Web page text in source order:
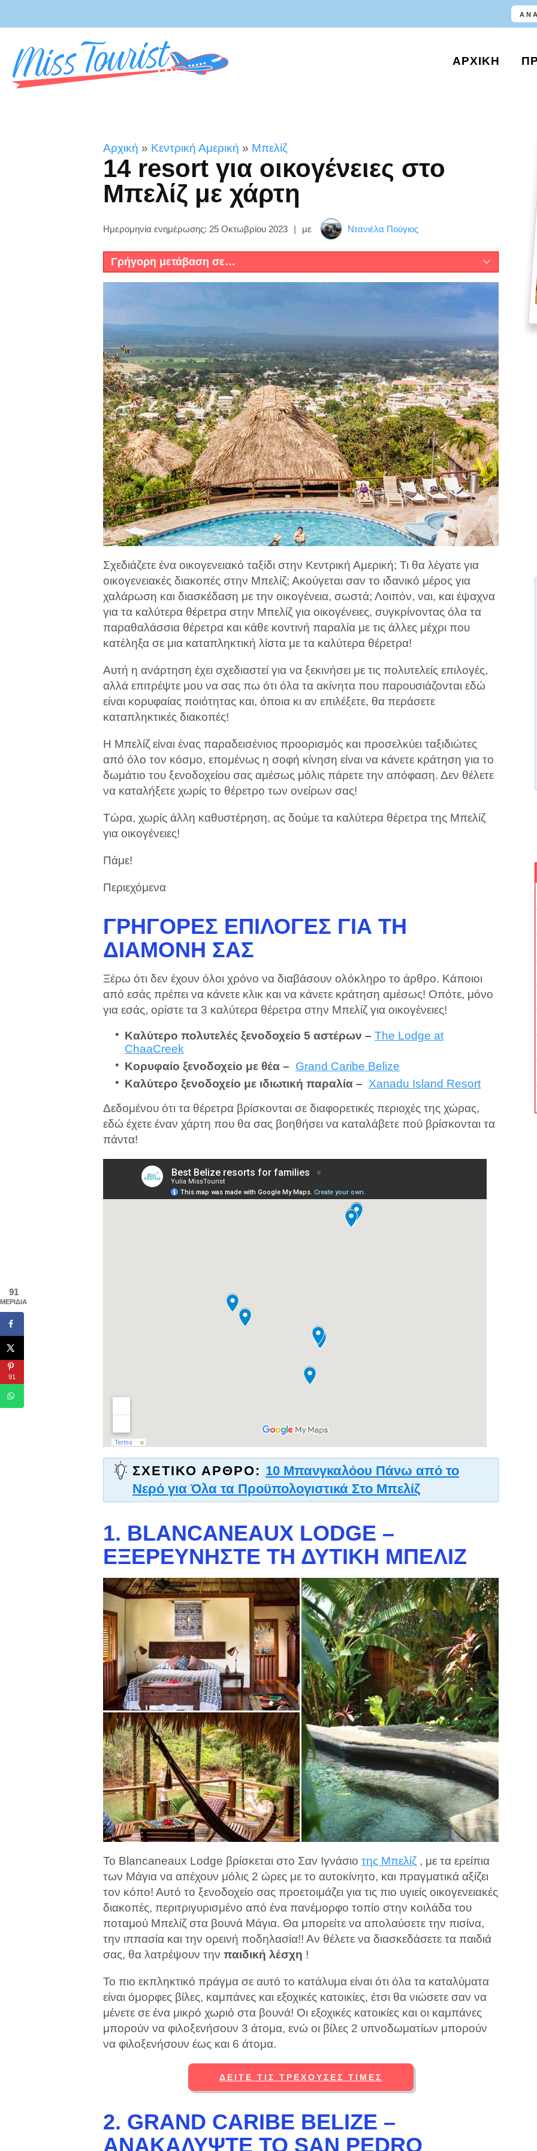
ΑΡΧΙΚΉ
Αρχική » Κεντρική Αμερική » Μπελίζ
14 resort για οικογένειες στο
Μπελίζ με χάρτη
Ημερομηνία ενημέρωσης: 25 Οκτωβρίου 2023 | με Ντανιέλα Πούγιος
Γρήγορη μετάβαση σε…
Σχεδιάζετε ένα οικογενειακό ταξίδι στην Κεντρική Αμερική; Τι θα λέγατε για
οικογενειακές διακοπές στην Μπελίζ; Ακούγεται σαν το ιδανικό μέρος για
χαλάρωση και διασκέδαση με την οικογένεια, σωστά; Λοιπόν, ναι, και έψαχνα
για τα καλύτερα θέρετρα στην Μπελίζ για οικογένειες, συγκρίνοντας όλα τα
παραθαλάσσια θέρετρα και κάθε κοντινή παραλία με τις άλλες μέχρι που
κατέληξα σε μια καταπληκτική λίστα με τα καλύτερα θέρετρα!
Αυτή η ανάρτηση έχει σχεδιαστεί για να ξεκινήσει με τις πολυτελείς επιλογές,
αλλά επιτρέψτε μου να σας πω ότι όλα τα ακίνητα που παρουσιάζονται εδώ
είναι κορυφαίας ποιότητας και, όποια κι αν επιλέξετε, θα περάσετε
καταπληκτικές διακοπές!
Η Μπελίζ είναι ένας παραδεισένιος προορισμός και προσελκύει ταξιδιώτες
από όλο τον κόσμο, επομένως η σοφή κίνηση είναι να κάνετε κράτηση για το
δωμάτιο του ξενοδοχείου σας αμέσως μόλις πάρετε την απόφαση. Δεν θέλετε
να καταλήξετε χωρίς το θέρετρο των ονείρων σας!
Τώρα, χωρίς άλλη καθυστέρηση, ας δούμε τα καλύτερα θέρετρα της Μπελίζ
για οικογένειες!
Πάμε!
Περιεχόμενα
ΓΡΉΓΟΡΕΣ ΕΠΙΛΟΓΈΣ ΓΙΑ ΤΗ
ΔΙΑΜΟΝΉ ΣΑΣ
Ξέρω ότι δεν έχουν όλοι χρόνο να διαβάσουν ολόκληρο το άρθρο. Κάποιοι
από εσάς πρέπει να κάνετε κλικ και να κάνετε κράτηση αμέσως! Οπότε, μόνο
για εσάς, ορίστε τα 3 καλύτερα θέρετρα στην Μπελίζ για οικογένειες!
Καλύτερο πολυτελές ξενοδοχείο 5 αστέρων – The Lodge at
ChaaCreek
Κορυφαίο ξενοδοχείο με θέα – Grand Caribe Belize
Καλύτερο ξενοδοχείο με ιδιωτική παραλία – Xanadu Island Resort
Δεδομένου ότι τα θέρετρα βρίσκονται σε διαφορετικές περιοχές της χώρας,
εδώ έχετε έναν χάρτη που θα σας βοηθήσει να καταλάβετε πού βρίσκονται τα
πάντα!
ΣΧΕΤΙΚΌ ΆΡΘΡΟ: 10 Μπανγκαλόου Πάνω από το
Νερό για Όλα τα Προϋπολογιστικά Στο Μπελίζ
1. BLANCANEAUX LODGE –
ΕΞΕΡΕΥΝΉΣΤΕ ΤΗ ΔΥΤΙΚΉ ΜΠΕΛΊΖ
Το Blancaneaux Lodge βρίσκεται στο Σαν Ιγνάσιο της Μπελίζ , με τα ερείπια
των Μάγια να απέχουν μόλις 2 ώρες με το αυτοκίνητο, και πραγματικά αξίζει
τον κόπο! Αυτό το ξενοδοχείο σας προετοιμάζει για τις πιο υγιείς οικογενειακές
διακοπές, περιτριγυρισμένο από ένα πανέμορφο τοπίο στην κοιλάδα του
ποταμού Μπελίζ στα βουνά Μάγια. Θα μπορείτε να απολαύσετε την πισίνα,
την ιππασία και την ορεινή ποδηλασία!! Αν θέλετε να διασκεδάσετε τα παιδιά
σας, θα λατρέψουν την παιδική λέσχη !
Το πιο εκπληκτικό πράγμα σε αυτό το κατάλυμα είναι ότι όλα τα καταλύματα
είναι όμορφες βίλες, καμπάνες και εξοχικές κατοικίες, έτσι θα νιώσετε σαν να
μένετε σε ένα μικρό χωριό στα βουνά! Οι εξοχικές κατοικίες και οι καμπάνες
μπορούν να φιλοξενήσουν 3 άτομα, ενώ οι βίλες 2 υπνοδωματίων μπορούν
να φιλοξενήσουν έως και 6 άτομα.
ΔΕΊΤΕ ΤΙΣ ΤΡΈΧΟΥΣΕΣ ΤΙΜΈΣ
2. GRAND CARIBE BELIZE –
ΑΝΑΚΑΛΎΨΤΕ ΤΟ SAN PEDRO
91
ΜΕΡΊΔΙΑ
91